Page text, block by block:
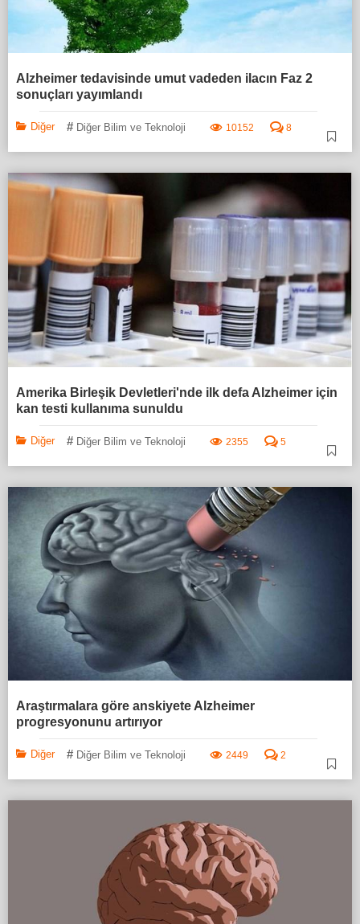
Alzheimer tedavisinde umut vadeden ilacın Faz 2
sonuçları yayımlandı
Diğer # Diğer Bilim ve Teknoloji 10152 8
Amerika Birleşik Devletleri'nde ilk defa Alzheimer için
kan testi kullanıma sunuldu
Diğer # Diğer Bilim ve Teknoloji 2355 5
Araştırmalara göre anskiyete Alzheimer
progresyonunu artırıyor
Diğer # Diğer Bilim ve Teknoloji 2449 2